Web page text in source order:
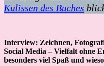
Kulissen des Buches
Interview: Zeichnen,
Social Media – Vielfalt ohne
besonders viel Spaß und